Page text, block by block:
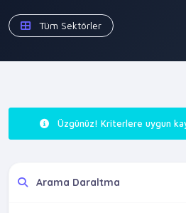
Tüm Sektörler
Üzgünüz! Kriterlere uygun
Arama Daraltma